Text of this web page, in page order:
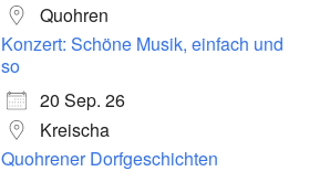
Quohren
Konzert: Schöne Musik, einfach und
so
20 Sep. 26
Kreischa
Quohrener Dorfgeschichten